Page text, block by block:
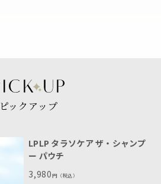
ピックアップ
LPLP タラソケア ザ・シャンプ
ー パウチ
3,980円 （税込）